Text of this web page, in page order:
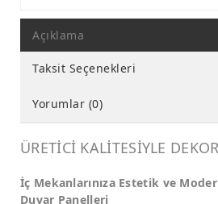
Açıklama
Taksit Seçenekleri
Yorumlar (0)
ÜRETİCİ KALİTESİYLE
İç Mekanlarınıza Estetik ve
Duvar Panelleri